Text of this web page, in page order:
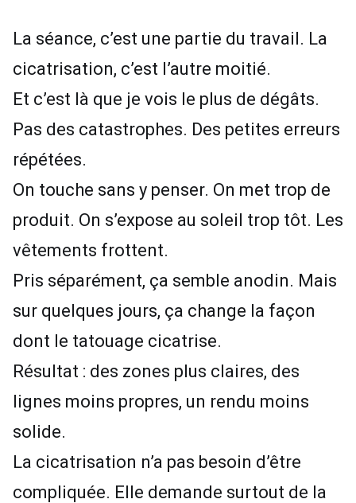
La séance, c’est une partie du travail. La
cicatrisation, c’est l’autre moitié.
Et c’est là que je vois le plus de dégâts.
Pas des catastrophes. Des petites erreurs
répétées.
On touche sans y penser. On met trop de
produit. On s’expose au soleil trop tôt. Les
vêtements frottent.
Pris séparément, ça semble anodin. Mais
sur quelques jours, ça change la façon
dont le tatouage cicatrise.
Résultat : des zones plus claires, des
lignes moins propres, un rendu moins
solide.
La cicatrisation n’a pas besoin d’être
compliquée. Elle demande surtout de la